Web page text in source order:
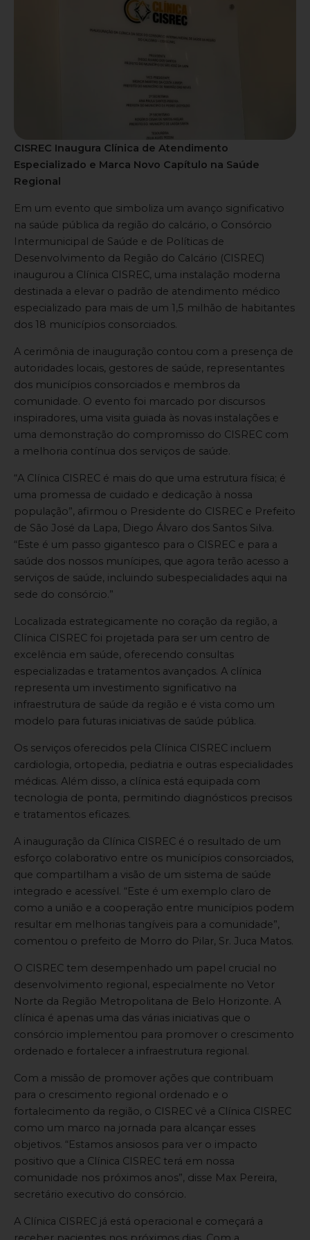
CISREC Inaugura Clínica de Atendimento
Especializado e Marca Novo Capítulo na Saúde
Regional
Em um evento que simboliza um avanço significativo
na saúde pública da região do calcário, o Consórcio
Intermunicipal de Saúde e de Políticas de
Desenvolvimento da Região do Calcário (CISREC)
inaugurou a Clínica CISREC, uma instalação moderna
destinada a elevar o padrão de atendimento médico
especializado para mais de um 1,5 milhão de habitantes
dos 18 municípios consorciados.
A cerimônia de inauguração contou com a presença de
autoridades locais, gestores de saúde, representantes
dos municípios consorciados e membros da
comunidade. O evento foi marcado por discursos
inspiradores, uma visita guiada às novas instalações e
uma demonstração do compromisso do CISREC com
a melhoria contínua dos serviços de saúde.
“A Clínica CISREC é mais do que uma estrutura física; é
uma promessa de cuidado e dedicação à nossa
população”, afirmou o Presidente do CISREC e Prefeito
de São José da Lapa, Diego Álvaro dos Santos Silva.
“Este é um passo gigantesco para o CISREC e para a
saúde dos nossos munícipes, que agora terão acesso a
serviços de saúde, incluindo subespecialidades aqui na
sede do consórcio.”
Localizada estrategicamente no coração da região, a
Clínica CISREC foi projetada para ser um centro de
excelência em saúde, oferecendo consultas
especializadas e tratamentos avançados. A clínica
representa um investimento significativo na
infraestrutura de saúde da região e é vista como um
modelo para futuras iniciativas de saúde pública.
Os serviços oferecidos pela Clínica CISREC incluem
cardiologia, ortopedia, pediatria e outras especialidades
médicas. Além disso, a clínica está equipada com
tecnologia de ponta, permitindo diagnósticos precisos
e tratamentos eficazes.
A inauguração da Clínica CISREC é o resultado de um
esforço colaborativo entre os municípios consorciados,
que compartilham a visão de um sistema de saúde
integrado e acessível. “Este é um exemplo claro de
como a união e a cooperação entre municípios podem
resultar em melhorias tangíveis para a comunidade”,
comentou o prefeito de Morro do Pilar, Sr. Juca Matos.
O CISREC tem desempenhado um papel crucial no
desenvolvimento regional, especialmente no Vetor
Norte da Região Metropolitana de Belo Horizonte. A
clínica é apenas uma das várias iniciativas que o
consórcio implementou para promover o crescimento
ordenado e fortalecer a infraestrutura regional.
Com a missão de promover ações que contribuam
para o crescimento regional ordenado e o
fortalecimento da região, o CISREC vê a Clínica CISREC
como um marco na jornada para alcançar esses
objetivos. “Estamos ansiosos para ver o impacto
positivo que a Clínica CISREC terá em nossa
comunidade nos próximos anos”, disse Max Pereira,
secretário executivo do consórcio.
A Clínica CISREC já está operacional e começará a